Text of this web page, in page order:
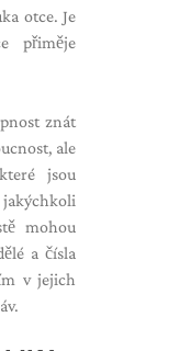
otce. Je
přiměje
znát
ale
jsou
mohou
a čísla
v jejich